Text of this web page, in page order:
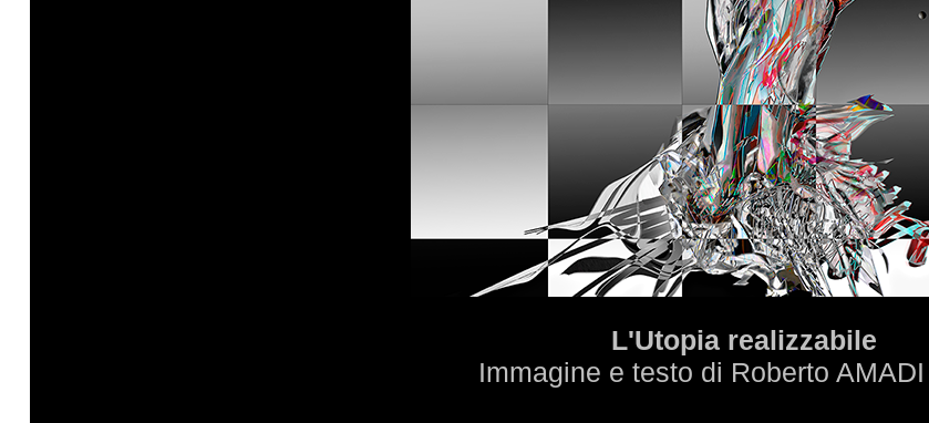
L'Utopia realizzabile
Immagine e testo di Roberto